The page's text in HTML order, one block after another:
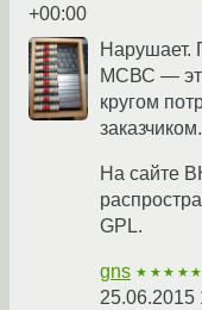
+00:00
Нарушает.
МСВС —
кругом
заказчиком.
На сайте
GPL.
gns ★★★★★
25.06.2015